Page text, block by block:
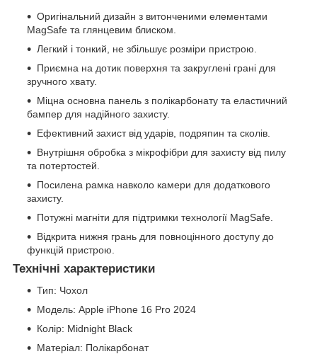
Оригінальний дизайн з витонченими елементами
MagSafe та глянцевим блиском.
Легкий і тонкий, не збільшує розміри пристрою.
Приємна на дотик поверхня та закруглені грані для
зручного хвату.
Міцна основна панель з полікарбонату та еластичний
бампер для надійного захисту.
Ефективний захист від ударів, подряпин та сколів.
Внутрішня обробка з мікрофібри для захисту від пилу
та потертостей.
Посилена рамка навколо камери для додаткового
захисту.
Потужні магніти для підтримки технології MagSafe.
Відкрита нижня грань для повноцінного доступу до
функцій пристрою.
Технічні характеристики
Тип: Чохол
Модель: Apple iPhone 16 Pro 2024
Колір: Midnight Black
Матеріал: Полікарбонат